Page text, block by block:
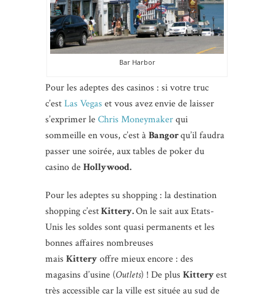
Bar Harbor
Pour les adeptes des casinos : si votre truc
c’estLas Vegas et vous avez envie de laisser
s’exprimer leChris Moneymakerqui
sommeille en vous, c’est àBangorqu’il faudra
passer une soirée, aux tables de poker du
casino deHollywood.
Pour les adeptes su shopping : la destination
shopping c’estKittery.On le sait aux Etats-
Unis les soldes sont quasi permanents et les
bonnes affaires nombreuses
mais Kitteryoffre mieux encore : des
magasins d’usine (Outlets) ! De plus Kitteryest
très accessible car la ville est située au sud de